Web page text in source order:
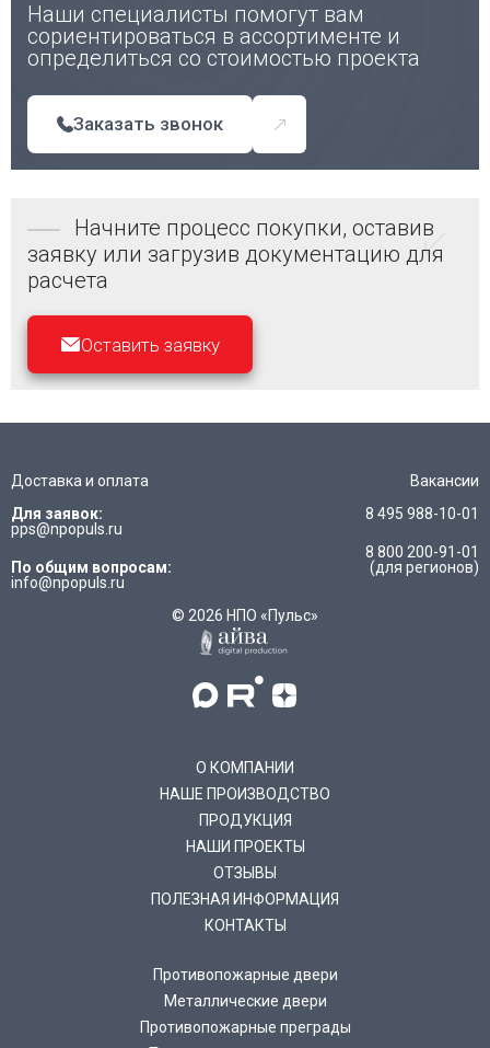
Наши специалисты помогут вам
сориентироваться в ассортименте и
определиться со стоимостью проекта
Заказать звонок
Начните процесс покупки, оставив
заявку или загрузив документацию для
расчета
Оставить заявку
Доставка и оплата
Вакансии
Для заявок:
pps@npopuls.ru
По общим вопросам:
info@npopuls.ru
8 495 988-10-01
8 800 200-91-01
(для регионов)
© 2026 НПО «Пульс»
О КОМПАНИИ
НАШЕ ПРОИЗВОДСТВО
ПРОДУКЦИЯ
НАШИ ПРОЕКТЫ
ОТЗЫВЫ
ПОЛЕЗНАЯ ИНФОРМАЦИЯ
КОНТАКТЫ
Противопожарные двери
Металлические двери
Противопожарные преграды